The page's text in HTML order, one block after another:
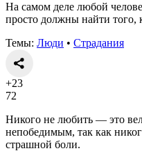
На самом деле любой
просто должны найти того,
Темы: Люди • Страдания
+23
72
Никого не любить — это
непобедимым, так как
страшной боли.